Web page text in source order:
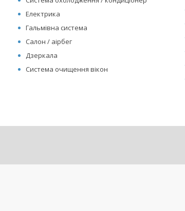
Електрика
Гальмівна система
Салон / аірбег
Дзеркала
Система очищення вікон